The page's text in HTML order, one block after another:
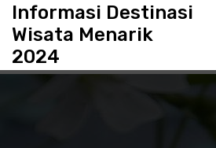
t
Informasi Destinasi
Wisata Menarik
2024